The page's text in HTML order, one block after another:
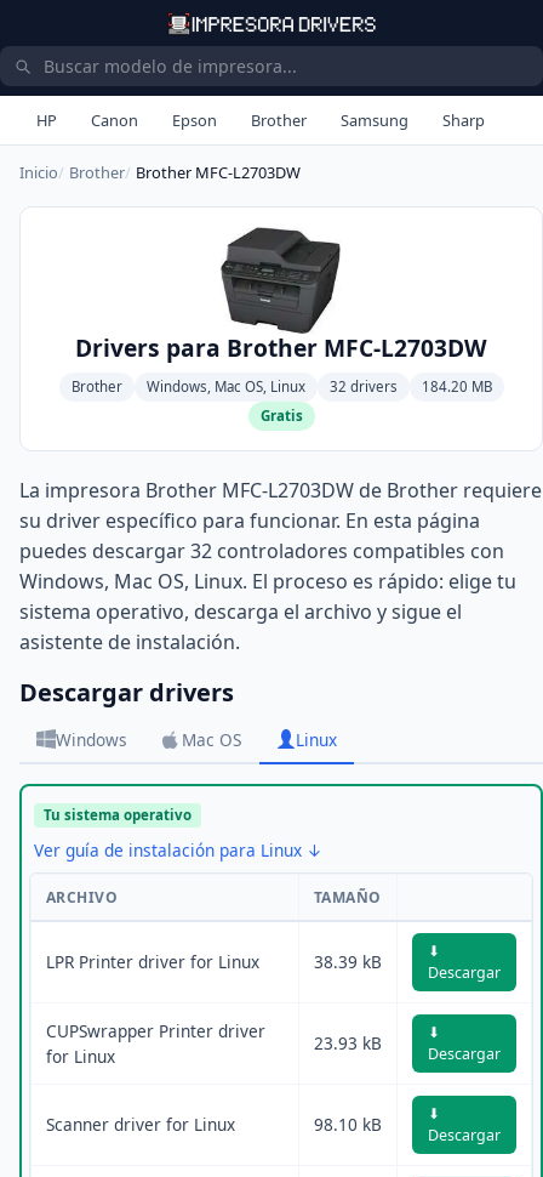
HP Canon Epson Brother Samsung Sharp
Inicio Brother Brother MFC-L2703DW
Drivers para Brother MFC-L2703DW
Brother Windows, Mac OS, Linux 32 drivers
184.20 MB
Gratis
La impresora Brother MFC-L2703DW de Brother requiere
su driver específico para funcionar. En esta página
puedes descargar 32 controladores compatibles con
Windows, Mac OS, Linux. El proceso es rápido: elige tu
sistema operativo, descarga el archivo y sigue el
asistente de instalación.
Descargar drivers
Windows Mac OS Linux
Tu sistema operativo
Ver guía de instalación para Linux ↓
ARCHIVO TAMAÑO
LPR Printer driver for Linux 38.39 kB
⬇
Descargar
CUPSwrapper Printer driver
for Linux
23.93 kB
⬇
Descargar
Scanner driver for Linux 98.10 kB
⬇
Descargar